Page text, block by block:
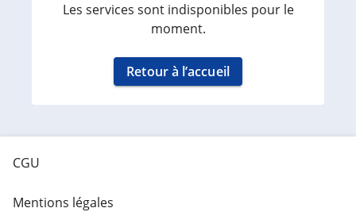
Les services sont indisponibles pour le
moment.
Retour à l’accueil
CGU
Mentions légales